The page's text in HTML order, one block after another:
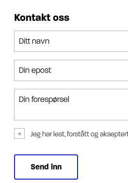
Kontakt oss
Ditt navn
Din epost
Din forespørsel
Jeg har lest, forstått og